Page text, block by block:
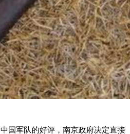
国军队的好评，南京政府决定直接